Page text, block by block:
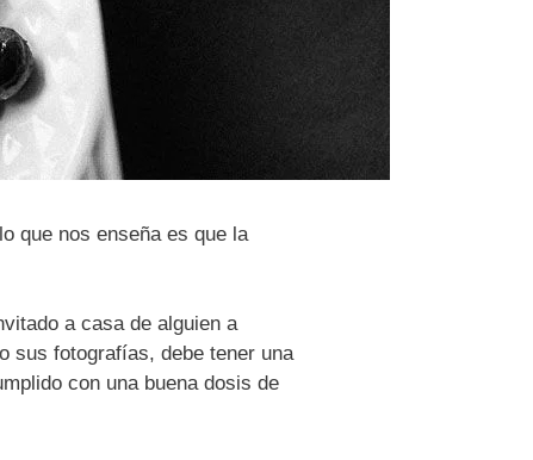
que nos enseña es que la
a casa de alguien a
sus fotografías, debe tener una
con una buena dosis de